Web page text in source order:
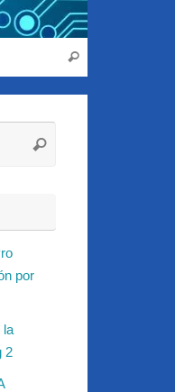
Buscar
Buscar
por
la
2